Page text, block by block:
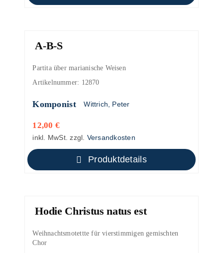
A-B-S
Partita über marianische Weisen
Artikelnummer: 12870
Komponist Wittrich, Peter
12,00 €
inkl. MwSt. zzgl. Versandkosten
Produktdetails
Hodie Christus natus est
Weihnachtsmotettte für vierstimmigen gemischten
Chor